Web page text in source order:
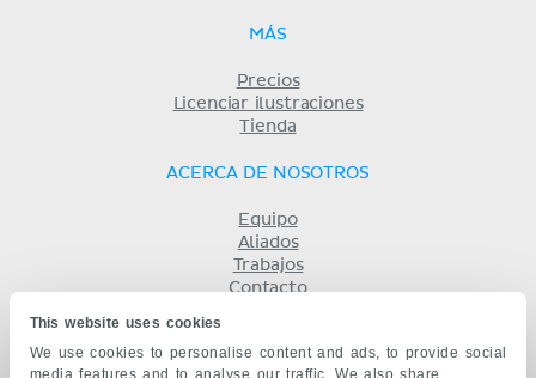
This website uses cookies
We use cookies to personalise content and ads, to provide social
media features and to analyse our traffic. We also share
MÁS
Precios
Licenciar ilustraciones
Tienda
ACERCA DE NOSOTROS
Equipo
Aliados
Trabajos
Contacto
Privacidad